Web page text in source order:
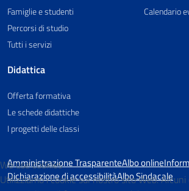
Famiglie e studenti
Percorsi di studio
Tutti i servizi
Didattica
Offerta formativa
Le schede didattiche
I progetti delle classi
Calendario
Amministrazione TrasparenteAlbo online
Dichiarazione di accessibilitàAlbo Sindacale
We use cookies
Utilizziamo i cookie sul nostro sito Web. Alcuni